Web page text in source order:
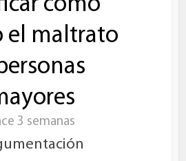
como
el maltrato
3 semanas